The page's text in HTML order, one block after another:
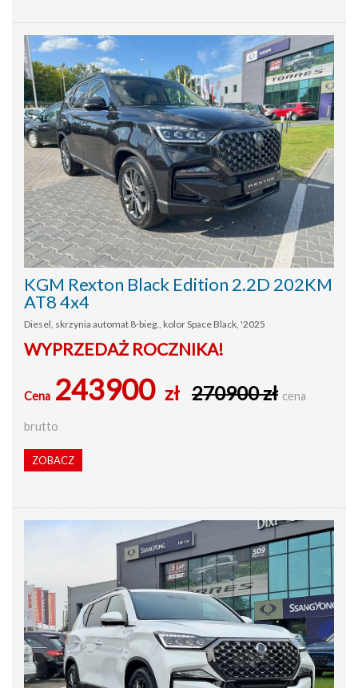
KGM Rexton Black Edition 2.2D 202KM
AT8 4x4
Diesel, skrzynia automat 8-bieg., kolor Space Black, '2025
WYPRZEDAŻ ROCZNIKA!
Cena 243900 zł 270900 zł cena
brutto
ZOBACZ